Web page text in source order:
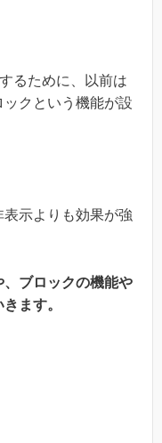
るために、以前は
クという機能が設
示よりも効果が強
ブロックの機能や
ます。